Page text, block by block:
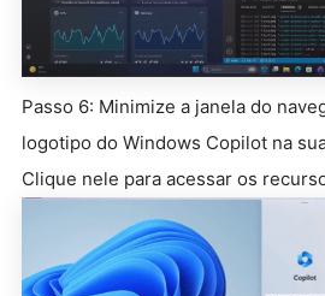
Passo 6: Minimize a janela do
logotipo do Windows Copilot na
Clique nele para acessar os